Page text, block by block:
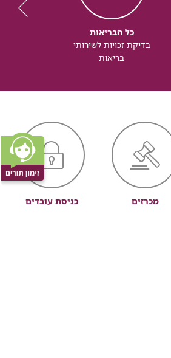
כל הבריאות
בדיקת זכויות לשירותי
בריאות
מכרזים כניסת עובדים